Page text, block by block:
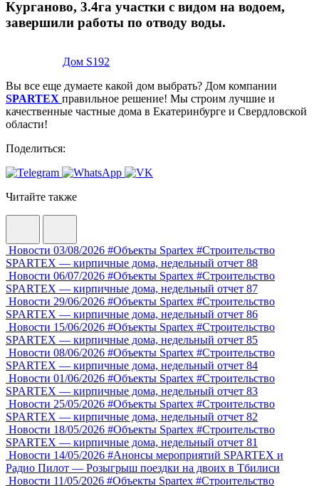
Курганово, 3.4га участки с видом на водоем,
завершили работы по отводу воды.
Дом S192
Вы все еще думаете какой дом выбрать? Дом компании
SPARTEX правильное решение! Мы строим лучшие и
качественные частные дома в Екатеринбурге и Свердловской
области!
Поделиться:
Читайте также
Новости 03/08/2026 #Объекты Spartex #Строительство
SPARTEX — кирпичные дома, недельный отчет 88
Новости 06/07/2026 #Объекты Spartex #Строительство
SPARTEX — кирпичные дома, недельный отчет 87
Новости 29/06/2026 #Объекты Spartex #Строительство
SPARTEX — кирпичные дома, недельный отчет 86
Новости 15/06/2026 #Объекты Spartex #Строительство
SPARTEX — кирпичные дома, недельный отчет 85
Новости 08/06/2026 #Объекты Spartex #Строительство
SPARTEX — кирпичные дома, недельный отчет 84
Новости 01/06/2026 #Объекты Spartex #Строительство
SPARTEX — кирпичные дома, недельный отчет 83
Новости 25/05/2026 #Объекты Spartex #Строительство
SPARTEX — кирпичные дома, недельный отчет 82
Новости 18/05/2026 #Объекты Spartex #Строительство
SPARTEX — кирпичные дома, недельный отчет 81
Новости 14/05/2026 #Анонсы мероприятий SPARTEX и
Радио Пилот — Розыгрыш поездки на двоих в Тбилиси
Новости 11/05/2026 #Объекты Spartex #Строительство